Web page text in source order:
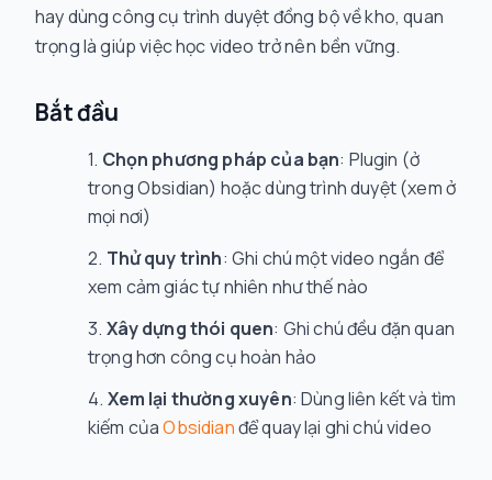
hay dùng công cụ trình duyệt đồng bộ về kho, quan
trọng là giúp việc học video trở nên bền vững.
Bắt đầu
Chọn phương pháp của bạn: Plugin (ở
trong Obsidian) hoặc dùng trình duyệt (xem ở
mọi nơi)
Thử quy trình: Ghi chú một video ngắn để
xem cảm giác tự nhiên như thế nào
Xây dựng thói quen: Ghi chú đều đặn quan
trọng hơn công cụ hoàn hảo
Xem lại thường xuyên: Dùng liên kết và tìm
kiếm củaObsidianđể quay lại ghi chú video